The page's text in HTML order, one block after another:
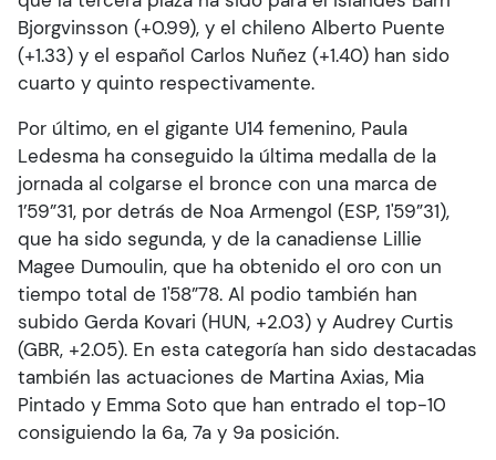
Bjorgvinsson (+0.99), y el chileno Alberto Puente
(+1.33) y el español Carlos Nuñez (+1.40) han sido
cuarto y quinto respectivamente.
Por último, en el gigante U14 femenino, Paula
Ledesma ha conseguido la última medalla de la
jornada al colgarse el bronce con una marca de
1’59”31, por detrás de Noa Armengol (ESP, 1'59”31),
que ha sido segunda, y de la canadiense Lillie
Magee Dumoulin, que ha obtenido el oro con un
tiempo total de 1'58”78. Al podio también han
subido Gerda Kovari (HUN, +2.03) y Audrey Curtis
(GBR, +2.05). En esta categoría han sido destacadas
también las actuaciones de Martina Axias, Mia
Pintado y Emma Soto que han entrado el top-10
consiguiendo la 6a, 7a y 9a posición.